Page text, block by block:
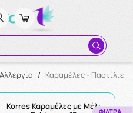
/ Καραμέλες - Παστίλιες
Korres Καραμέλες με Μέλι